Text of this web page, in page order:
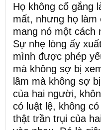
Họ không cố gắng
mất, nhưng họ làm
mang nó một cách
Sự nhẹ lòng ấy
mình được phép
mà không sợ bị
lầm mà không sợ
của hai người,
có luật lệ, không
thật trần trụi của